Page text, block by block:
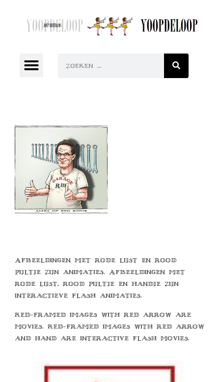
Afbeeldingen met rode lijst en rood
pijltje zijn animaties. Afbeeldingen met
rode lijst, rood pijltje en handje zijn
interactieve flash animaties.
Red-framed images with red arrow are
movies. Red-framed images with red arrow
and hand are interactive flash movies.